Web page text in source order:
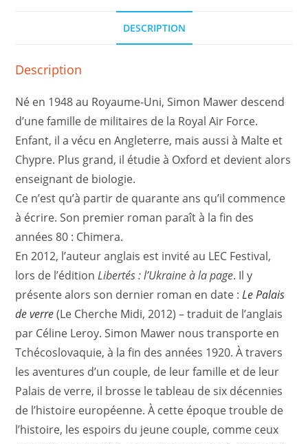
DESCRIPTION
Description
Né en 1948 au Royaume-Uni, Simon Mawer descend
d’une famille de militaires de la Royal Air Force.
Enfant, il a vécu en Angleterre, mais aussi à Malte et
Chypre. Plus grand, il étudie à Oxford et devient alors
enseignant de biologie.
Ce n’est qu’à partir de quarante ans qu’il commence
à écrire. Son premier roman paraît à la fin des
années 80 : Chimera.
En 2012, l’auteur anglais est invité au LEC Festival,
lors de l’éditionLibertés : l’Ukraine à la page. Il y
présente alors son dernier roman en date :Le Palais
de verre(Le Cherche Midi, 2012) – traduit de l’anglais
par Céline Leroy. Simon Mawer nous transporte en
Tchécoslovaquie, à la fin des années 1920. À travers
les aventures d’un couple, de leur famille et de leur
Palais de verre, il brosse le tableau de six décennies
de l’histoire européenne. À cette époque trouble de
l’histoire, les espoirs du jeune couple, comme ceux